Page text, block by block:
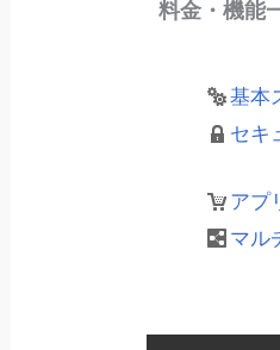
料金・機能
基本
セキ
アプ
マル